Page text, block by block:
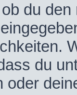
du
du
oder